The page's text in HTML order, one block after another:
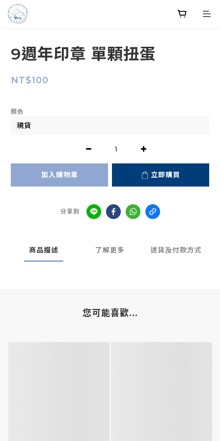
9週年印章 單顆扭蛋
NT$100
顏色
加入購物車 立即購買
分享到
商品描述 了解更多 送貨及付款方式
您可能喜歡...